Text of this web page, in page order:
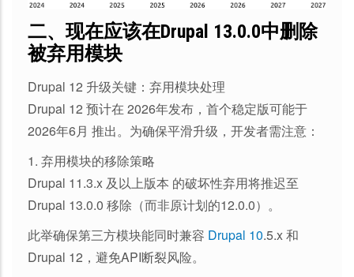
二、现在应该在Drupal 13.0.0中删除
被弃用模块
Drupal 12 升级关键：弃用模块处理
Drupal 12 预计在 2026年发布，首个稳定版可能于
2026年6月 推出。为确保平滑升级，开发者需注意：
1. 弃用模块的移除策略
Drupal 11.3.x 及以上版本 的破坏性弃用将推迟至
Drupal 13.0.0 移除（而非原计划的12.0.0）。
此举确保第三方模块能同时兼容 Drupal 10.5.x 和
Drupal 12，避免API断裂风险。